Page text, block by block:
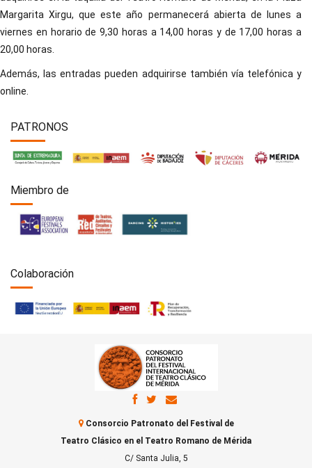
Margarita Xirgu, que este año permanecerá abierta de lunes a
viernes en horario de 9,30 horas a 14,00 horas y de 17,00 horas a
20,00 horas.
Además, las entradas pueden adquirirse también vía telefónica y
online.
PATRONOS
Miembro de
Colaboración
Consorcio Patronato del Festival de
Teatro Clásico en el Teatro Romano de Mérida
C/ Santa Julia, 5